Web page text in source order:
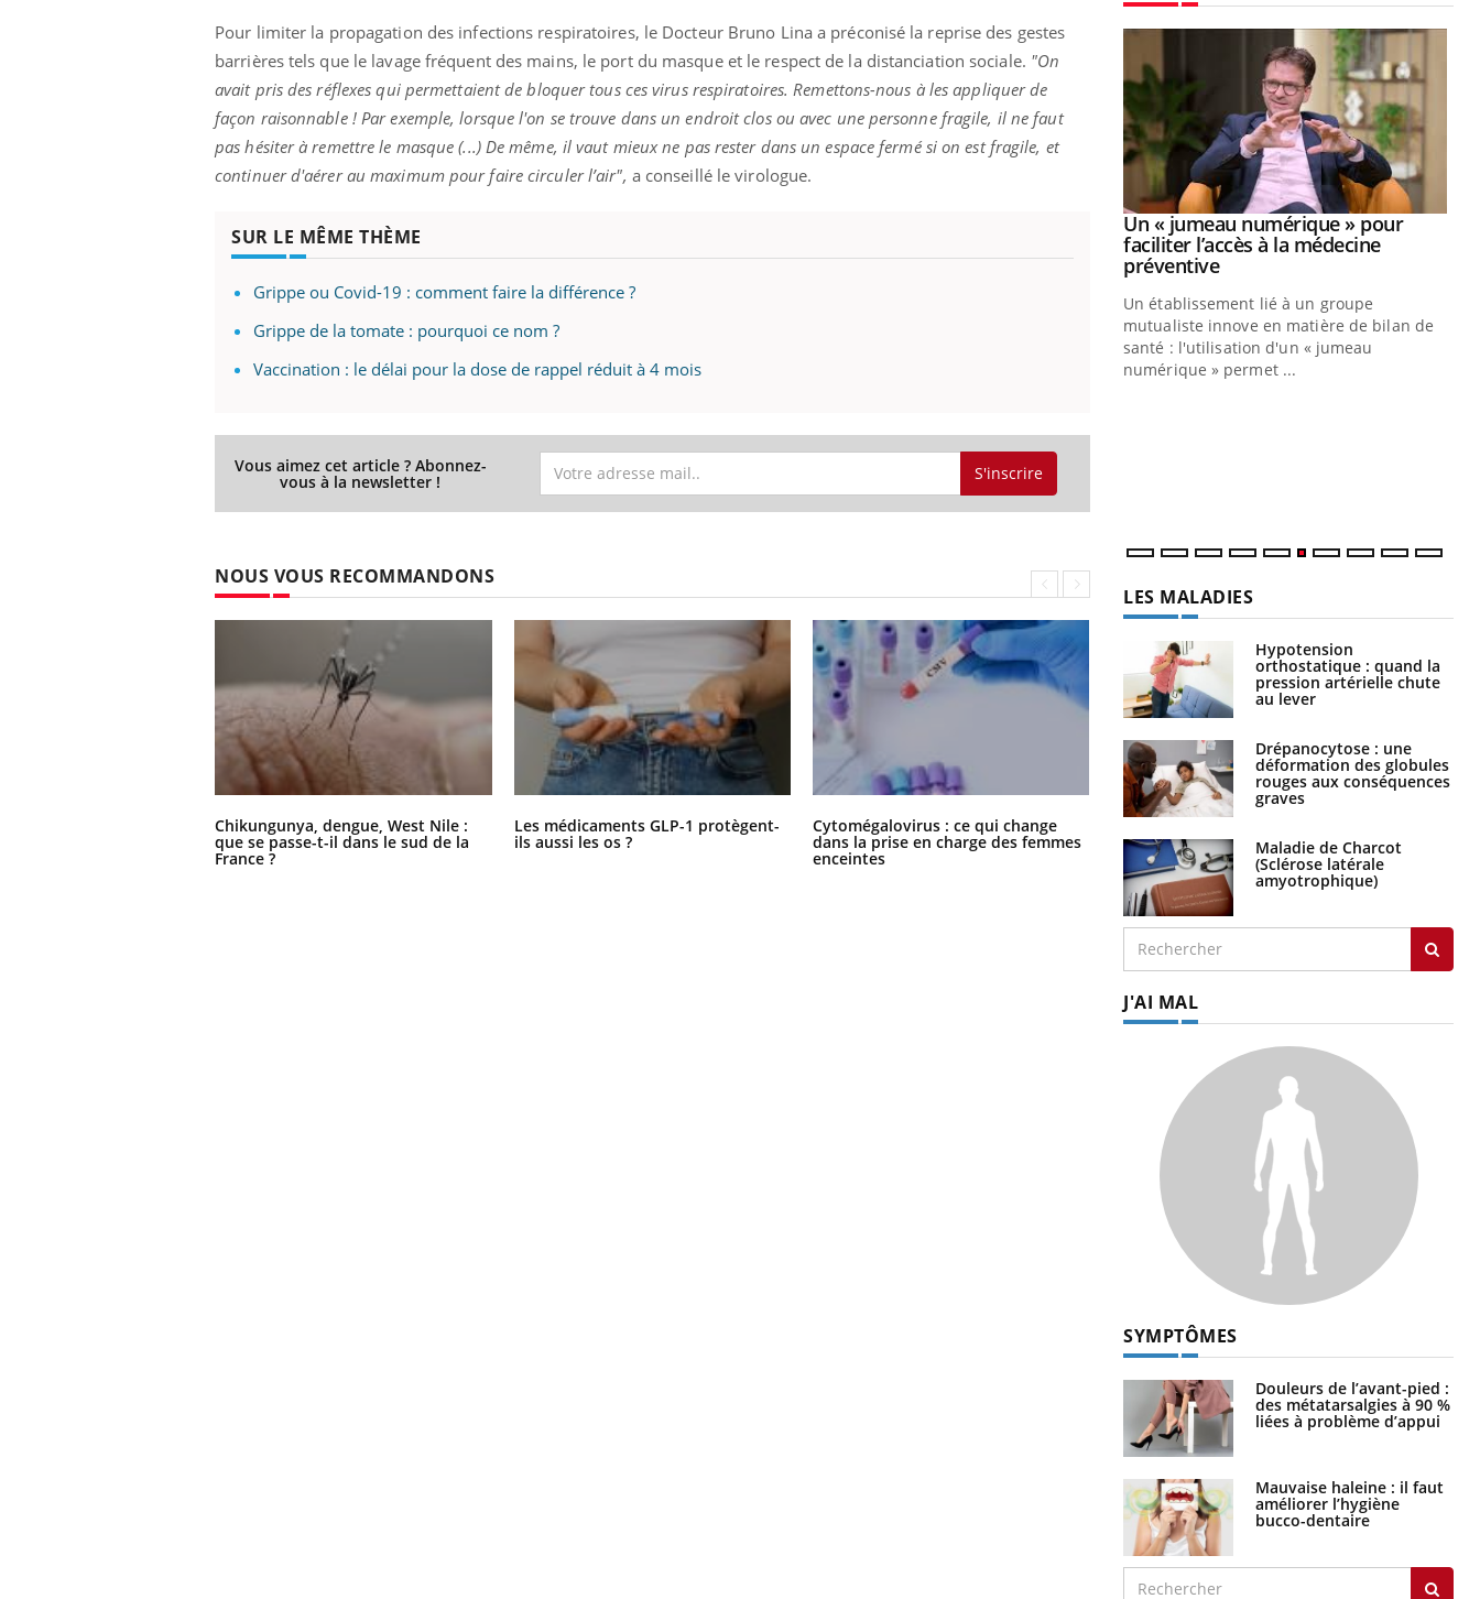
Pour limiter la propagation des infections respiratoires, le Docteur Bruno Lina a préconisé la reprise des gestes
barrières tels que le lavage fréquent des mains, le port du masque et le respect de la distanciation sociale. "On
avait pris des réflexes qui permettaient de bloquer tous ces virus respiratoires. Remettons-nous à les appliquer de
façon raisonnable ! Par exemple, lorsque l'on se trouve dans un endroit clos ou avec une personne fragile, il ne faut
pas hésiter à remettre le masque (...) De même, il vaut mieux ne pas rester dans un espace fermé si on est fragile, et
continuer d'aérer au maximum pour faire circuler l’air", a conseillé le virologue.
SUR LE MÊME THÈME
Grippe ou Covid-19 : comment faire la différence ?
Grippe de la tomate : pourquoi ce nom ?
Vaccination : le délai pour la dose de rappel réduit à 4 mois
Vous aimez cet article ? Abonnez-
vous à la newsletter ! S'inscrire
NOUS VOUS RECOMMANDONS
Chikungunya, dengue, West Nile :
que se passe-t-il dans le sud de la
France ?
Les médicaments GLP-1 protègent-
ils aussi les os ?
Cytomégalovirus : ce qui change
dans la prise en charge des femmes
enceintes
La sieste empêche-t-elle de dormir
la nuit ?
Insuline & Charge mentale : et si on
osait en parler??Youtube
En 2026, l'insuline dans le diabète de type 2
reste entourée d'idées reçues chez les
patients comme parfois chez les soignants.
L'été arrive… et avec lui, un tout nouveau
rythme de vie ! Vacances, plage, piscine,
soleil, activités en plein air… Nos mains
Le Ramadan approche, et, pour de
Youtube
Un « jumeau numérique » pour
faciliter l’accès à la médecine
préventiveYoutube
Un établissement lié à un groupe
mutualiste innove en matière de bilan de
santé : l'utilisation d'un « jumeau
numérique » permet ...
LES MALADIES
Hypotension
orthostatique : quand la
pression artérielle chute
au lever
Drépanocytose : une
déformation des globules
rouges aux conséquences
graves
Maladie de Charcot
(Sclérose latérale
amyotrophique)
J'AI MAL
SYMPTÔMES
Douleurs de l’avant-pied :
des métatarsalgies à 90 %
liées à problème d’appui
Mauvaise haleine : il faut
améliorer l’hygiène
bucco-dentaire